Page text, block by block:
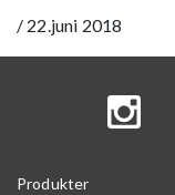
/ 22.juni 2018
Produkter